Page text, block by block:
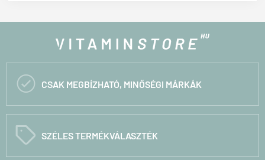
 CSAK MEGBÍZHATÓ, MINŐSÉGI MÁRKÁK
C SZÉLES TERMÉKVÁLASZTÉK